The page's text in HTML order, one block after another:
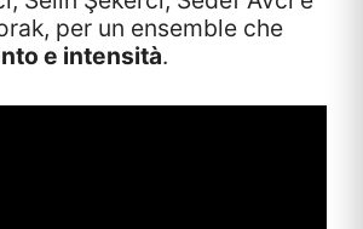
per un ensemble che
e intensità.